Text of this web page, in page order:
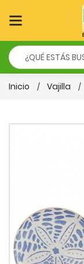
Inicio Vajilla